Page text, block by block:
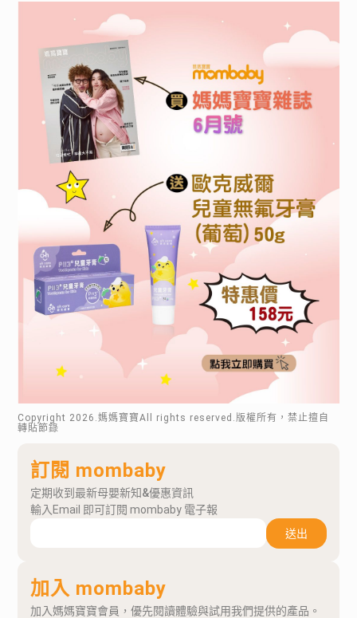
Copyright 2026 .媽媽寶寶All rights reserved.版權所有，禁止擅自
轉貼節錄
訂閱 mombaby
定期收到最新母嬰新知&優惠資訊
輸入Email 即可訂閱 mombaby 電子報
送出
加入 mombaby
加入媽媽寶寶會員，優先閱讀體驗與試用我們提供的產品。